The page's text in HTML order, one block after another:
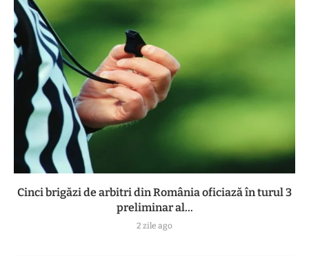
Cinci brigăzi de arbitri din România oficiază în turul 3
preliminar al...
2 zile ago